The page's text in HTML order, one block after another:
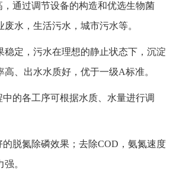
，通过调节设备的构造和优选生物菌
水，生活污水，城市污水等。
稳定，污水在理想的静止状态下，沉淀
高、出水水质好，优于一级A标准。
中的各工序可根据水质、水量进行调
的脱氮除磷效果；去除COD，氨氮速度
。